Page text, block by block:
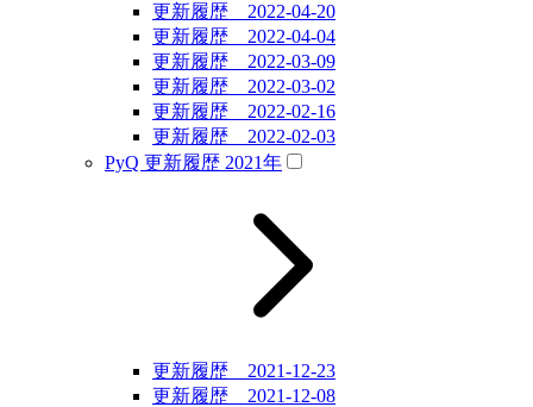
更新履歴 2022-04-20
更新履歴 2022-04-04
更新履歴 2022-03-09
更新履歴 2022-03-02
更新履歴 2022-02-16
更新履歴 2022-02-03
PyQ 更新履歴 2021年
更新履歴 2021-12-23
更新履歴 2021-12-08